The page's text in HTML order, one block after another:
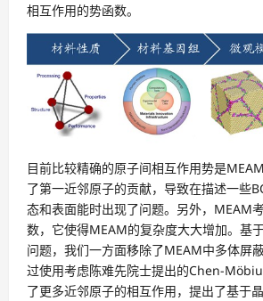
相互作用的势函数。
目前比较精确的原子间相互作用势是
了第一近邻原子的贡献，导致在描述一些
态和表面能时出现了问题。另外，MEAM
数，它使得MEAM的复杂度大大增加。基
问题，我们一方面移除了MEAM中多体屏
过使用考虑陈难先院士提出的Chen-
了更多近邻原子的相互作用，提出了基于